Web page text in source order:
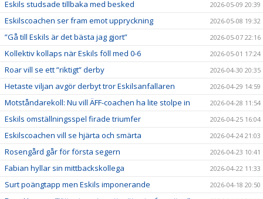
Eskils studsade tillbaka med besked 2026-05-09 20:39
Eskilscoachen ser fram emot uppryckning 2026-05-08 19:32
”Gå till Eskils är det bästa jag gjort” 2026-05-07 22:16
Kollektiv kollaps när Eskils föll med 0-6 2026-05-01 17:24
Roar vill se ett ”riktigt” derby 2026-04-30 20:35
Hetaste viljan avgör derbyt tror Eskilsanfallaren 2026-04-29 14:59
Motståndarekoll: Nu vill ÄFF-coachen ha lite stolpe in 2026-04-28 11:54
Eskils omställningsspel firade triumfer 2026-04-25 16:04
Eskilscoachen vill se hjärta och smärta 2026-04-24 21:03
Rosengård går för första segern 2026-04-23 10:41
Fabian hyllar sin mittbackskollega 2026-04-22 11:33
Surt poängtapp men Eskils imponerande 2026-04-18 20:50